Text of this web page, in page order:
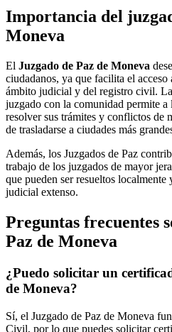
Importancia del
Moneva
El Juzgado de Paz de Moneva
ciudadanos, ya que facilita el acceso
ámbito judicial y del registro civil.
juzgado con la comunidad permite a
resolver sus trámites y conflictos de
de trasladarse a ciudades más
Además, los Juzgados de Paz
trabajo de los juzgados de mayor
que pueden ser resueltos
judicial extenso.
Preguntas frecuentes
Paz de Moneva
¿Puedo solicitar un
de Moneva?
Sí, el Juzgado de Paz de Moneva
Civil, por lo que puedes solicitar